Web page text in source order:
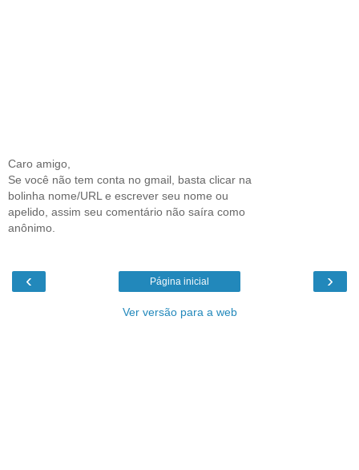
Caro amigo,
Se você não tem conta no gmail, basta clicar na
bolinha nome/URL e escrever seu nome ou
apelido, assim seu comentário não saíra como
anônimo.
‹ ›
Página inicial
Ver versão para a web